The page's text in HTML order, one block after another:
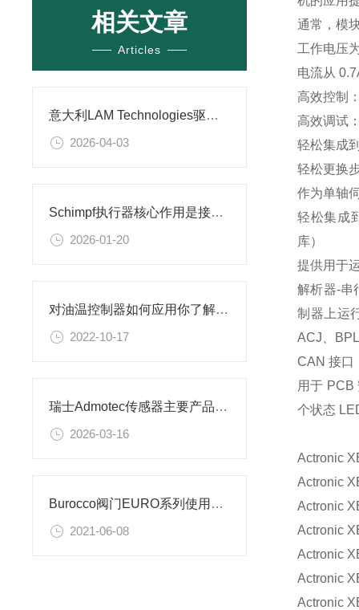
相关文章
Articles
意大利LAM Technologies驱动控制器 技术特点及应用场景
2026-04-03
Schimpf执行器核心作用是接收控制器输出的控制信号
2026-01-20
对油温控制器如何应用你了解吗？
2022-10-17
瑞士Admotec传感器主要产品及应用场景解析
2026-03-16
Burocco阀门EURO系列使用事项
2021-06-08
通常，模
工作电压
电流从
高效控制
高效调试
轻松集成
轻松更换
作为单轴
轻松集成
库）
提供用于
解析器-串
制器上运
ACJ、
CAN 接口
用于 PCB
个状态
Actronic
Actronic
Actronic
Actronic
Actronic
Actronic
Actronic